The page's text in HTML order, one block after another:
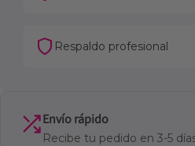
Respaldo profesional
Envío rápido
Recibe tu pedido en 3-5